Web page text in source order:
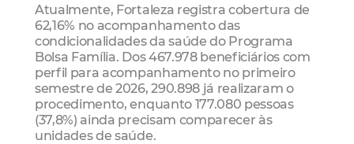
Atualmente, Fortaleza registra cobertura de
62,16% no acompanhamento das
condicionalidades da saúde do Programa
Bolsa Família. Dos 467.978 beneficiários com
perfil para acompanhamento no primeiro
semestre de 2026, 290.898 já realizaram o
procedimento, enquanto 177.080 pessoas
(37,8%) ainda precisam comparecer às
unidades de saúde.